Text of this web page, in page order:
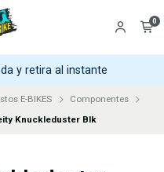
0
y retira al instante
E-BIKES
Componentes
Knuckleduster Blk